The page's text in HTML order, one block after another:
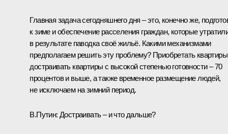
Главная задача сегодняшнего дня – это, конечно же,
к зиме и обеспечение расселения граждан, которые
в результате паводка своё жильё. Какими механизмами
предполагаем решить эту проблему? Приобретать
достраивать квартиры с высокой степенью готовности – 70
процентов и выше, а также временное размещение людей,
не исключаем на зимний период.
В.Путин: Достраивать – и что дальше?